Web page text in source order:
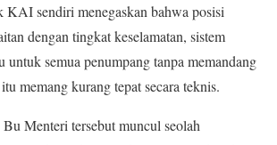
KAI sendiri menegaskan bahwa posisi
dengan tingkat keselamatan, sistem
untuk semua penumpang tanpa memandang
memang kurang tepat secara teknis.
Menteri tersebut muncul seolah